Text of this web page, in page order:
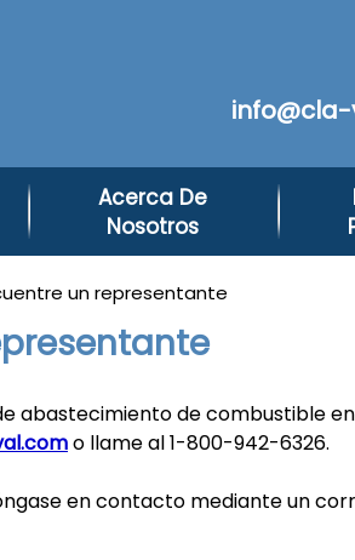
Acerca De
Nosotros
un representante
abastecimiento de combustible
o llame al 1-800-942-6326.
en contacto mediante un